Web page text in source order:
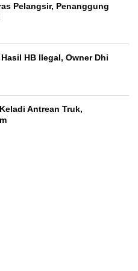
Pelangsir, Penanggung
HB Ilegal, Owner Dhi
Antrean Truk,